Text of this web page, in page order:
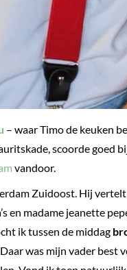
– waar Timo de keuken
scoorde goed
vandoor.
Zuidoost. Hij
en madame jeanette
ik tussen de middag
was mijn vader best